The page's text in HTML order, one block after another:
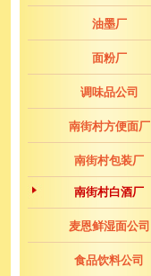
油墨厂
面粉厂
调味品公司
南街村方便面厂
南街村包装厂
南街村白酒厂
麦恩鲜湿面公司
食品饮料公司